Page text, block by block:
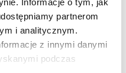
partnerom
i analitycznym.
z innymi danymi
podczas